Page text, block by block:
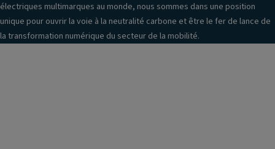
électriques multimarques au monde, nous sommes dans une position
unique pour ouvrir la voie à la neutralité carbone et être le fer de lance de
la transformation numérique du secteur de la mobilité.